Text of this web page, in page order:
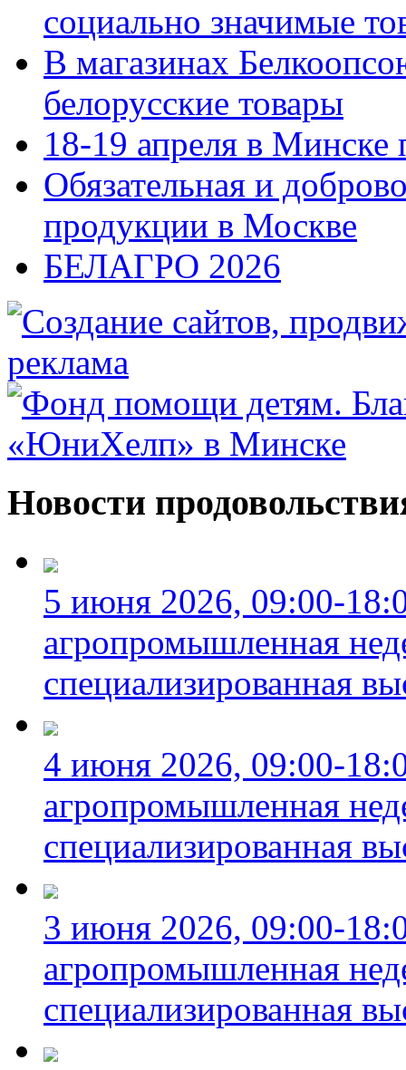
социально значимые
В магазинах
белорусские товары
18-19 апреля в Минске
Обязательная и
продукции в Москве
БЕЛАГРО 2026
Новости
5 июня 2026, 09:00-
агропромышленная
специализированная
4 июня 2026, 09:00-
агропромышленная
специализированная
3 июня 2026, 09:00-
агропромышленная
специализированная